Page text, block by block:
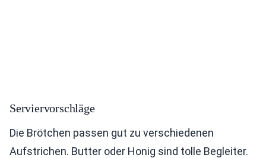
Serviervorschläge
Die Brötchen passen gut zu verschiedenen
Aufstrichen. Butter oder Honig sind tolle Begleiter.